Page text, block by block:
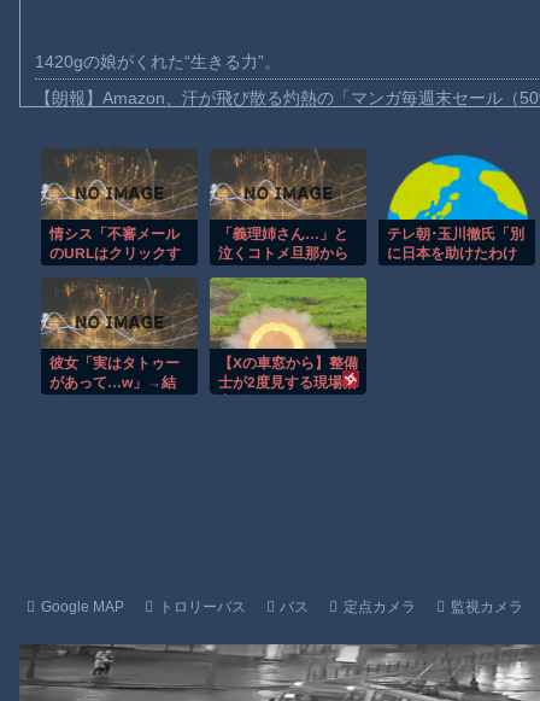
1420gの娘がくれた“生きる力”。
【朗報】Amazon、汗が飛び散る灼熱の「マンガ毎週末セール（
子供向け漫画、謎の闇の大会に参加しがち問題
【動画】ロシアの空挺兵、パラシュートが開かずに墜落してしま
【動画】両方馬鹿（笑）ミニストップでトラックと衝突したドラ
【動画】野菜売りのおじさんにドローンを特攻させるおそロシア
【朗報】大人気漫画「GANTZ」がAmazonでなんと全巻100円ｗ
まだ墓石があるだけマシと見るべきか。今はもう合葬墓ばかり
情シス「不審メール
のURLはクリックす
む、ではURLをコピ
ーしてブラウザに貼
り付けて…っと」
「義理姉さん…」と
泣くコトメ旦那から
逃げてきた糞コトメ
に対し、私はトメか
ら家事用に渡されて
いた「義実家の合
鍵」をコトメ旦那に
手渡して・・・
テレ朝･玉川徹氏「別
に日本を助けたわけ
彼女「実はタトゥー
があって…w」→結
【Xの車窓から】整備
士が2度見する現場猫
Google MAP トロリーバス バス 定点カメラ 監視カメラ